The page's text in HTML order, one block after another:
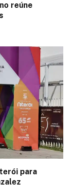
reúne
para